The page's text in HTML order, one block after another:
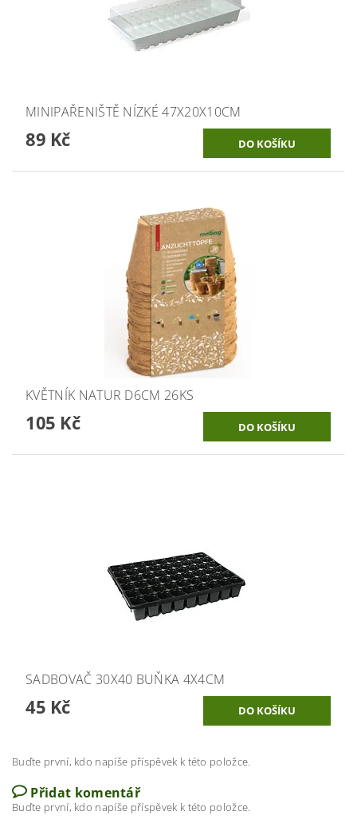
MINIPAŘENIŠTĚ NÍZKÉ 47X20X10CM
89 Kč
KVĚTNÍK NATUR D6CM 26KS
105 Kč
SADBOVAČ 30X40 BUŇKA 4X4CM
45 Kč
Buďte první, kdo napíše příspěvek k této položce.
Přidat komentář
Buďte první, kdo napíše příspěvek k této položce.